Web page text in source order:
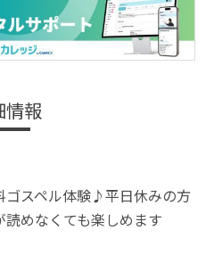
情報
ゴスペル体験♪平日休みの方
めなくても楽しめます